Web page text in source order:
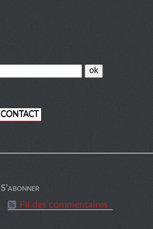
CONTACT
S'abonner
Fil des commentaires